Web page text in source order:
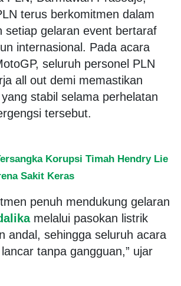
terus berkomitmen dalam
setiap gelaran event bertaraf
internasional. Pada acara
seluruh personel PLN
all out demi memastikan
stabil selama perhelatan
tersebut.
Korupsi Timah Hendry Lie
Sakit Keras
penuh mendukung gelaran
melalui pasokan listrik
andal, sehingga seluruh acara
tanpa gangguan,” ujar